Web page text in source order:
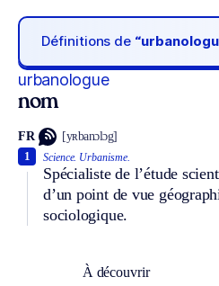
Définitions de
urbanologue
nom
FR [yʀbanɔlɔg]
Science. Urbanisme.
Spécialiste de l’étude
d’un point de vue
sociologique.
1
À découvrir